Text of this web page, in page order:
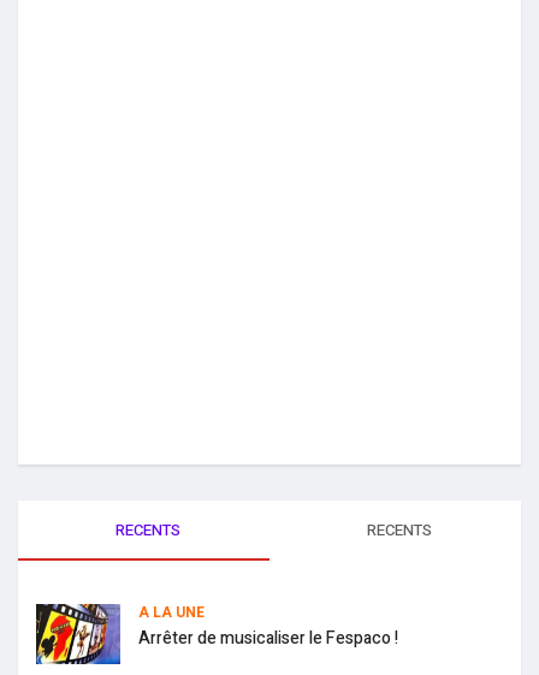
RECENTS RECENTS
A LA UNE
Arrêter de musicaliser le Fespaco !